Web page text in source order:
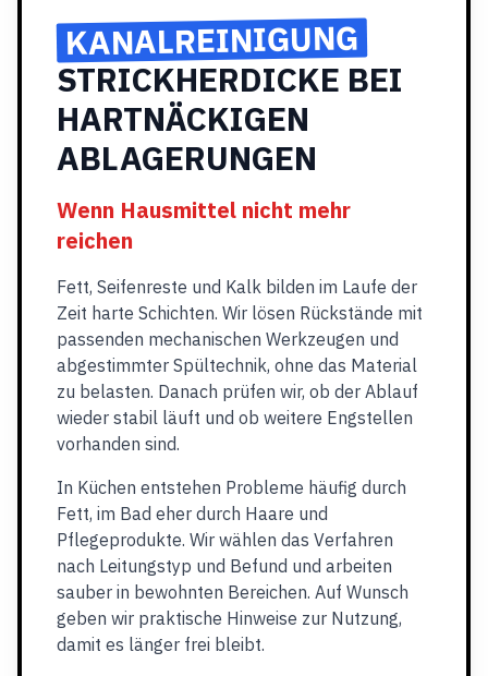
KANALREINIGUNG
STRICKHERDICKE BEI
HARTNÄCKIGEN
ABLAGERUNGEN
Wenn Hausmittel nicht mehr
reichen
Fett, Seifenreste und Kalk bilden im Laufe der
Zeit harte Schichten. Wir lösen Rückstände mit
passenden mechanischen Werkzeugen und
abgestimmter Spültechnik, ohne das Material
zu belasten. Danach prüfen wir, ob der Ablauf
wieder stabil läuft und ob weitere Engstellen
vorhanden sind.
In Küchen entstehen Probleme häufig durch
Fett, im Bad eher durch Haare und
Pflegeprodukte. Wir wählen das Verfahren
nach Leitungstyp und Befund und arbeiten
sauber in bewohnten Bereichen. Auf Wunsch
geben wir praktische Hinweise zur Nutzung,
damit es länger frei bleibt.